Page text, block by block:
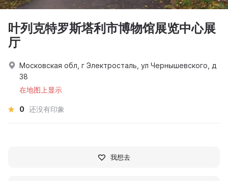
叶列克特罗斯塔利市博物馆展览中心展
厅
Московская обл, г Электросталь, ул Чернышевского, д
38
在地图上显示
0 还没有印象
我想去